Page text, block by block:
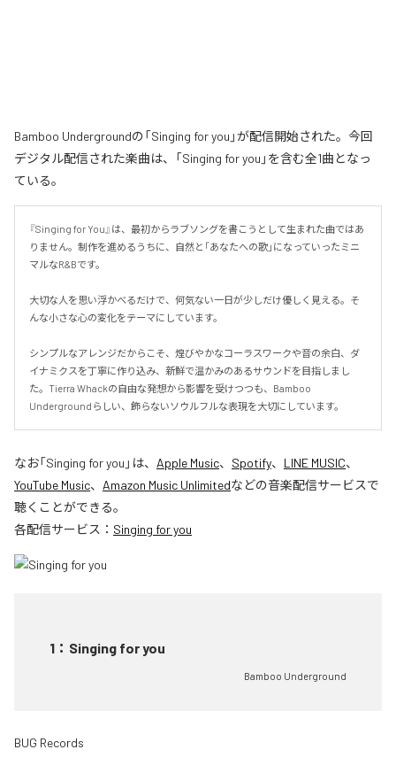
Bamboo Undergroundの「Singing for you」が配信開始された。今回
デジタル配信された楽曲は、「Singing for you」を含む全1曲となっ
ている。
『Singing for You』は、最初からラブソングを書こうとして生まれた曲ではあ
りません。制作を進めるうちに、自然と「あなたへの歌」になっていったミニ
マルなR&Bです。
大切な人を思い浮かべるだけで、何気ない一日が少しだけ優しく見える。そ
んな小さな心の変化をテーマにしています。
シンプルなアレンジだからこそ、煌びやかなコーラスワークや音の余白、ダ
イナミクスを丁寧に作り込み、新鮮で温かみのあるサウンドを目指しまし
た。Tierra Whackの自由な発想から影響を受けつつも、Bamboo
Undergroundらしい、飾らないソウルフルな表現を大切にしています。
なお「Singing for you 」は、 Apple Music、 Spotify、 LINE MUSIC、
YouTube Music、 Amazon Music Unlimitedなどの音楽配信サービスで
聴くことができる。
各配信サービス： Singing for you
1 ： Singing for you
Bamboo Underground
BUG Records